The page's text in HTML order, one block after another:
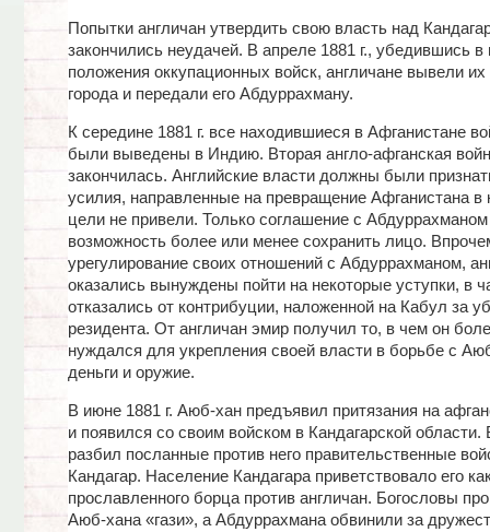
Попытки англичан утвердить свою власть над
закончились неудачей. В апреле 1881 г., убедившись в
положения оккупационных войск, англичане вывели их
города и передали его Абдуррахману.
К середине 1881 г. все находившиеся в Афганистане
были выведены в Индию. Вторая англо-афганская
закончилась. Английские власти должны были
усилия, направленные на превращение Афганистана в
цели не привели. Только соглашение с
возможность более или менее сохранить лицо.
урегулирование своих отношений с Абдуррахманом,
оказались вынуждены пойти на некоторые уступки, в
отказались от контрибуции, наложенной на Кабул за
резидента. От англичан эмир получил то, в чем он
нуждался для укрепления своей власти в борьбе с
деньги и оружие.
В июне 1881 г. Аюб-хан предъявил притязания на
и появился со своим войском в Кандагарской
разбил посланные против него правительственные
Кандагар. Население Кандагара приветствовало его
прославленного борца против англичан. Богословы
Аюб-хана «гази», а Абдуррахмана обвинили за